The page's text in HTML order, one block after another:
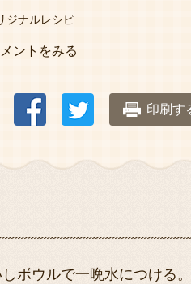
ジナルレシピ
ントをみる
印刷す
ボウルで一晩水につける